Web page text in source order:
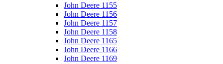
John Deere 1155
John Deere 1156
John Deere 1157
John Deere 1158
John Deere 1165
John Deere 1166
John Deere 1169